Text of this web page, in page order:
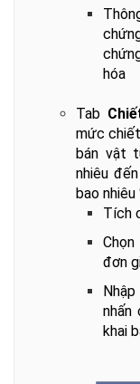
hóa
Tab
mức
bán vật
nhiêu
bao nhiêu
Tích
đơn
nhấn
khai